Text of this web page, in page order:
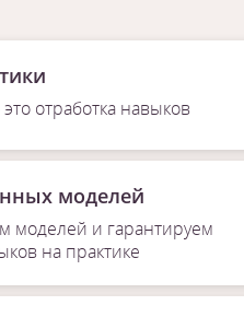
отработка навыков
моделей
моделей и гарантируем
на практике